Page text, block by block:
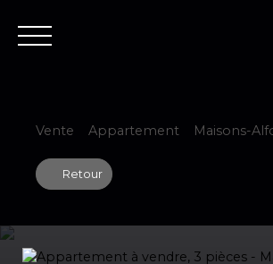
Estimer votre bien
Vente Appartement Maisons-
Retour